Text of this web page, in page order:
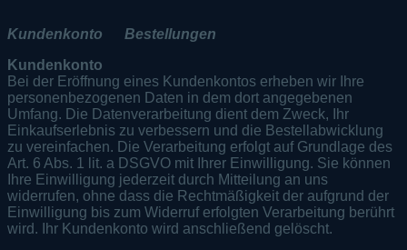
Kundenkonto Bestellungen
Kundenkonto
Bei der Eröffnung eines Kundenkontos erheben wir Ihre
personenbezogenen Daten in dem dort angegebenen
Umfang. Die Datenverarbeitung dient dem Zweck, Ihr
Einkaufserlebnis zu verbessern und die Bestellabwicklung
zu vereinfachen. Die Verarbeitung erfolgt auf Grundlage des
Art. 6 Abs. 1 lit. a DSGVO mit Ihrer Einwilligung. Sie können
Ihre Einwilligung jederzeit durch Mitteilung an uns
widerrufen, ohne dass die Rechtmäßigkeit der aufgrund der
Einwilligung bis zum Widerruf erfolgten Verarbeitung berührt
wird. Ihr Kundenkonto wird anschließend gelöscht.